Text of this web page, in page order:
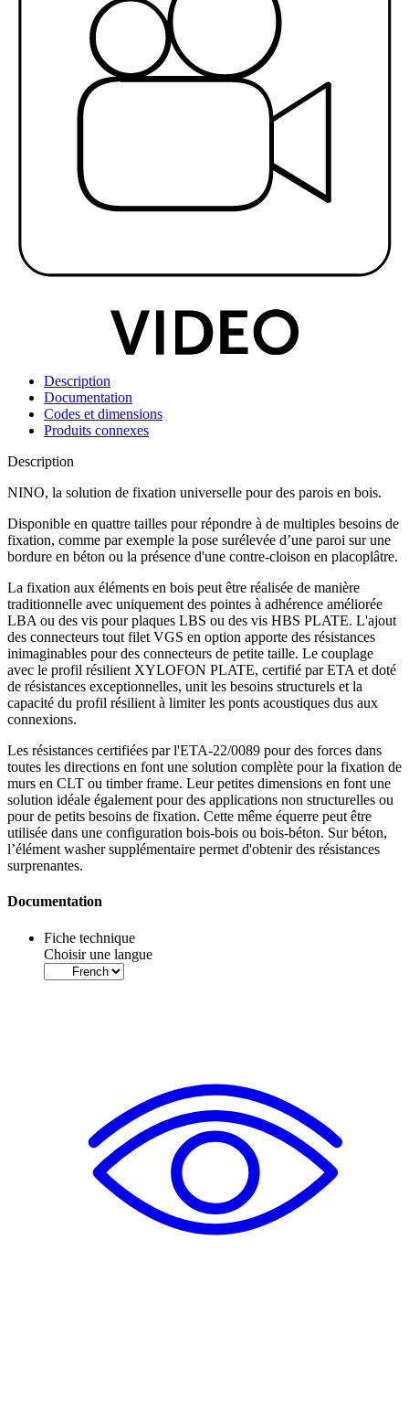
Description
Documentation
Codes et dimensions
Produits connexes
Description
NINO, la solution de fixation universelle pour des parois en bois.
Disponible en quattre tailles pour répondre à de multiples besoins de
fixation, comme par exemple la pose surélevée d’une paroi sur une
bordure en béton ou la présence d'une contre-cloison en placoplâtre.
La fixation aux éléments en bois peut être réalisée de manière
traditionnelle avec uniquement des pointes à adhérence améliorée
LBA ou des vis pour plaques LBS ou des vis HBS PLATE. L'ajout
des connecteurs tout filet VGS en option apporte des résistances
inimaginables pour des connecteurs de petite taille. Le couplage
avec le profil résilient XYLOFON PLATE, certifié par ETA et doté
de résistances exceptionnelles, unit les besoins structurels et la
capacité du profil résilient à limiter les ponts acoustiques dus aux
connexions.
Les résistances certifiées par l'ETA-22/0089 pour des forces dans
toutes les directions en font une solution complète pour la fixation de
murs en CLT ou timber frame. Leur petites dimensions en font une
solution idéale également pour des applications non structurelles ou
pour de petits besoins de fixation. Cette même équerre peut être
utilisée dans une configuration bois-bois ou bois-béton. Sur béton,
l’élément washer supplémentaire permet d'obtenir des résistances
surprenantes.
Documentation
Fiche technique
Choisir une langue